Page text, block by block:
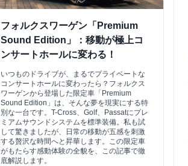
フォルクスワーゲン「Premium
Sound Edition」：移動が極上コ
ンサートホールに変わる！
いつものドライブが、まるでプライベートな
コンサートホールに変わったら？フォルクス
ワーゲンから登場した限定車「Premium
Sound Edition」は、そんな夢を現実にする特
別な一台です。T-Cross、Golf、Passatにプレ
ミアムサウンドシステムを標準装備。私も試
して驚きましたが、日常の移動が五感を刺激
する贅沢な時間へと昇華します。この限定車
がもたらす感動体験の全貌を、この記事で徹
底解説します。